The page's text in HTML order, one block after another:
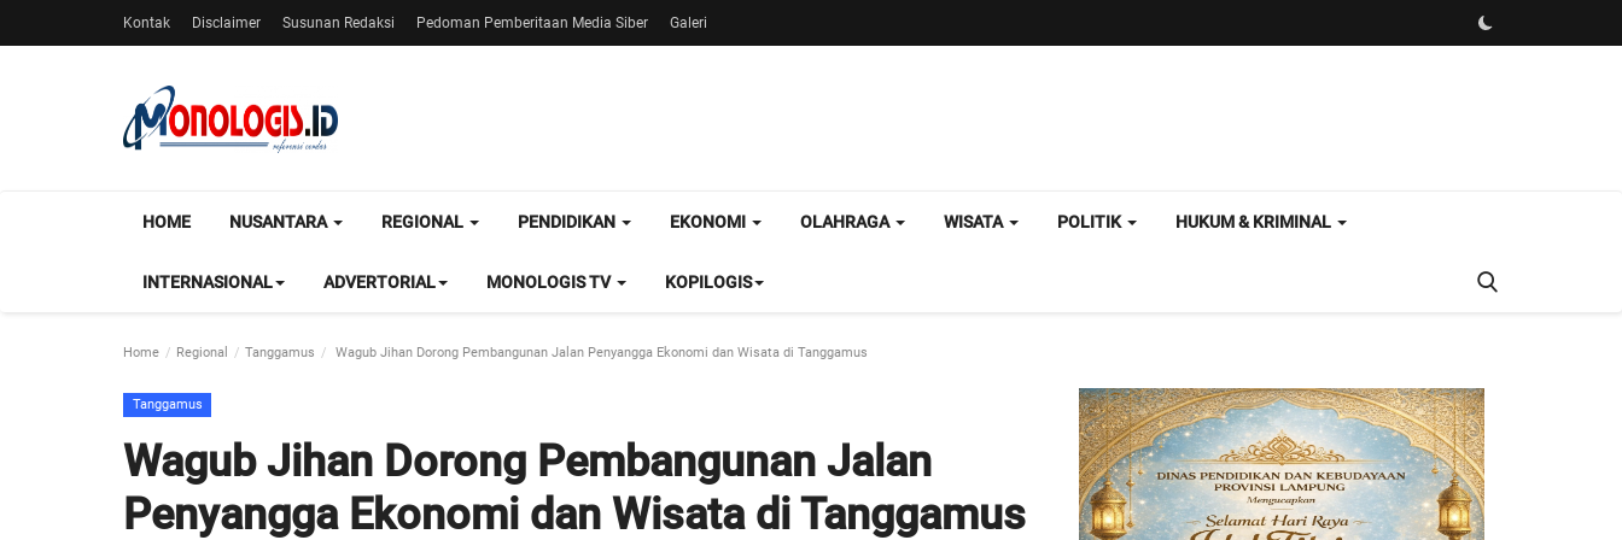
Kontak Disclaimer Susunan Redaksi Pedoman Pemberitaan Media Siber Galeri
HOME NUSANTARA REGIONAL PENDIDIKAN EKONOMI OLAHRAGA WISATA POLITIK HUKUM & KRIMINAL
INTERNASIONAL ADVERTORIAL MONOLOGIS TV KOPILOGIS
Home Regional Tanggamus Wagub Jihan Dorong Pembangunan Jalan Penyangga Ekonomi dan Wisata di Tanggamus
Tanggamus
Wagub Jihan Dorong Pembangunan Jalan
Penyangga Ekonomi dan Wisata di Tanggamus